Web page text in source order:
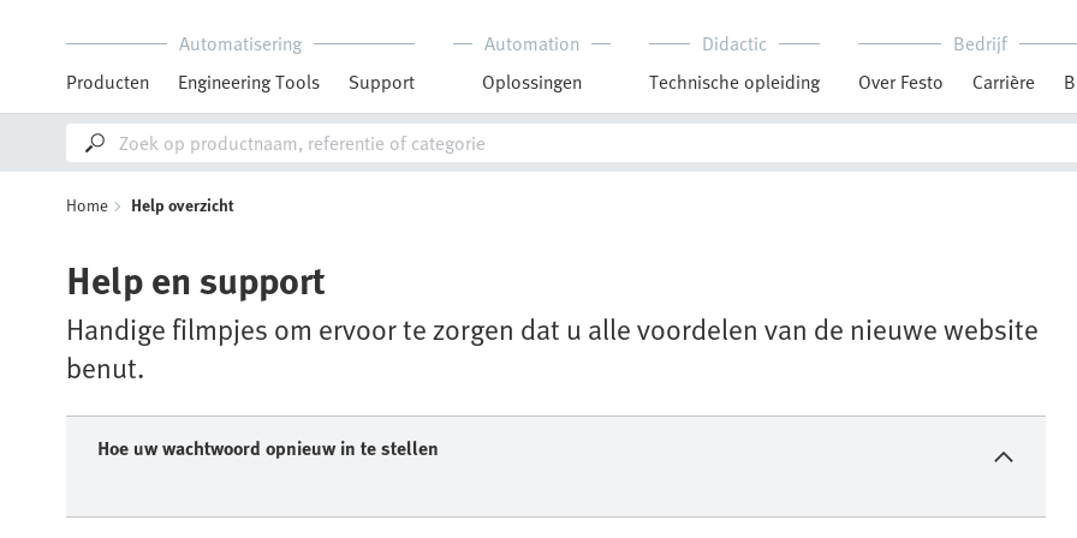
Automatisering
Producten
Engineering Tools Support
Automation
Oplossingen
Didactic
Technische opleiding
Bedrijf
Over Festo
Carrière
Home Help overzicht
Help en support
Handige filmpjes om ervoor te zorgen dat u alle voordelen van de nieuwe website
benut.
Hoe uw wachtwoord opnieuw in te stellen